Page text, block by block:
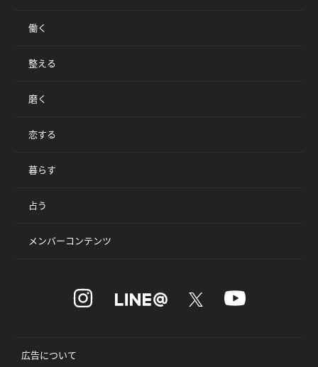
働く
整える
磨く
恋する
暮らす
占う
メンバーコンテンツ
広告について